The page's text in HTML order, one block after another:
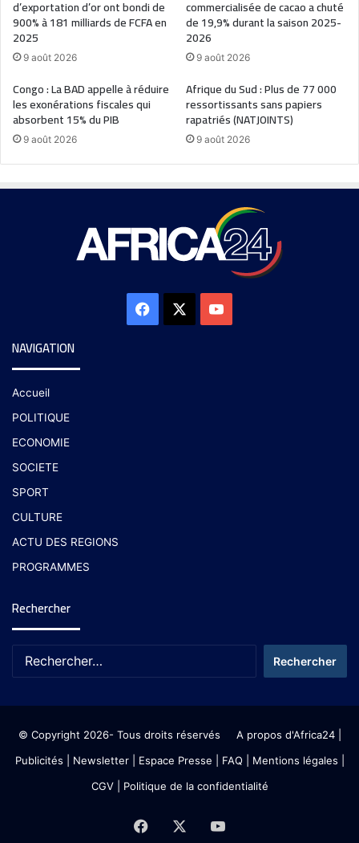
d’exportation d’or ont bondi de
900% à 181 milliards de FCFA en
2025
9 août 2026
commercialisée de cacao a chuté
de 19,9% durant la saison 2025-
2026
9 août 2026
Congo : La BAD appelle à réduire
les exonérations fiscales qui
absorbent 15% du PIB
9 août 2026
Afrique du Sud : Plus de 77 000
ressortissants sans papiers
rapatriés (NATJOINTS)
9 août 2026
NAVIGATION
Accueil
POLITIQUE
ECONOMIE
SOCIETE
SPORT
CULTURE
ACTU DES REGIONS
PROGRAMMES
Rechercher
© Copyright 2026- Tous droits réservés A propos d'Africa24|
Publicités
Newsletter| Espace Presse | FAQ | Mentions légales
CGV| Politique de la confidentialité